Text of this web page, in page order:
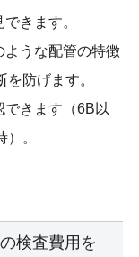
きます。
ような配管の特徴
防げます。
きます（6B以
。
検査費用を